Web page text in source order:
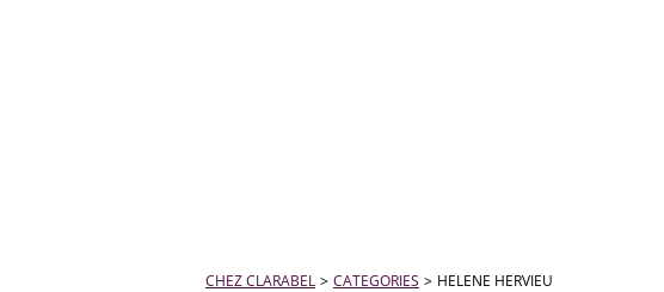
CHEZ CLARABEL > CATEGORIES > HELENE HERVIEU